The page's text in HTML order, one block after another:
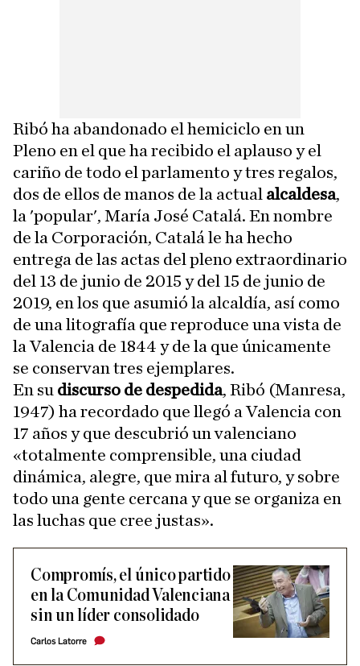
Ribó ha abandonado el hemiciclo en un
Pleno en el que ha recibido el aplauso y el
cariño de todo el parlamento y tres regalos,
dos de ellos de manos de la actual alcaldesa,
la 'popular', María José Catalá. En nombre
de la Corporación, Catalá le ha hecho
entrega de las actas del pleno extraordinario
del 13 de junio de 2015 y del 15 de junio de
2019, en los que asumió la alcaldía, así como
de una litografía que reproduce una vista de
la Valencia de 1844 y de la que únicamente
se conservan tres ejemplares.
En su discurso de despedida, Ribó (Manresa,
1947) ha recordado que llegó a Valencia con
17 años y que descubrió un valenciano
«totalmente comprensible, una ciudad
dinámica, alegre, que mira al futuro, y sobre
todo una gente cercana y que se organiza en
las luchas que cree justas».
Compromís, el único partido
en la Comunidad Valenciana
sin un líder consolidado
Carlos Latorre